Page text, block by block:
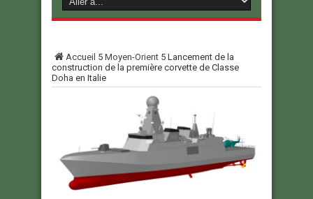
Accueil 5 Moyen-Orient 5 Lancement de la
construction de la première corvette de Classe
Doha en Italie